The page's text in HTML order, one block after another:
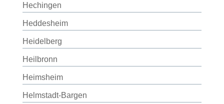
Hechingen
Heddesheim
Heidelberg
Heilbronn
Heimsheim
Helmstadt-Bargen